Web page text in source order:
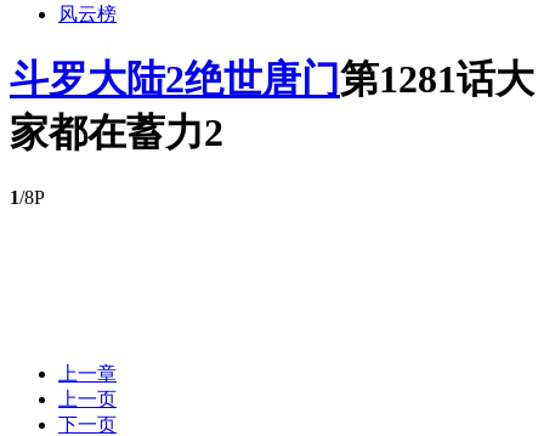
风云榜
斗罗大陆2绝世唐门第1281话大
家都在蓄力2
1/8P
上一章
上一页
下一页